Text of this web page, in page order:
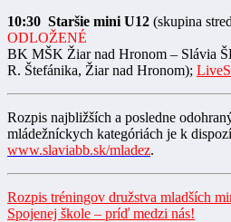
10:30 Staršie mini U12 (skupina
ODLOŽENÉ
BK MŠK Žiar nad Hronom – Slávia
R. Štefánika, Žiar nad Hronom);
Rozpis najbližších a posledne
mládežníckych kategóriách je k
www.slaviabb.sk/mladez.
Rozpis tréningov družstva mladších
Spojenej škole – príď medzi nás!